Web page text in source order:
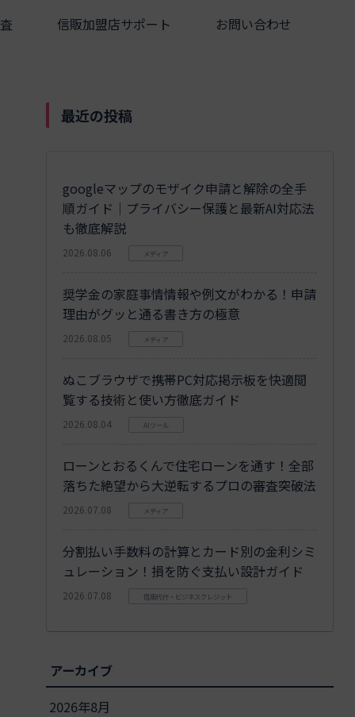
信販加盟店サポート お問い合わせ
最近の投稿
googleマップのモザイク申請と解除の全手
順ガイド｜プライバシー保護と最新AI対応法
も徹底解説
2026.08.06 メディア
奨学金の家庭事情情報や例文がわかる！申請
理由がグッと通る書き方の極意
2026.08.05 メディア
ぬこブラウザで携帯PC対応掲示板を快適閲
覧する技術と使い方徹底ガイド
2026.08.04 AIツール
ローンとおるくんで住宅ローンを通す！全部
落ちた絶望から大逆転するプロの審査突破法
2026.07.08 メディア
分割払い手数料の計算とカード別の金利シミ
ュレーション！損を防ぐ支払い設計ガイド
2026.07.08 信販代行・ビジネスクレジット
アーカイブ
2026年8月